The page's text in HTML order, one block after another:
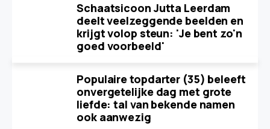
Schaatsicoon Jutta Leerdam
deelt veelzeggende beelden en
krijgt volop steun: 'Je bent zo'n
goed voorbeeld'
Populaire topdarter (35) beleeft
onvergetelijke dag met grote
liefde: tal van bekende namen
ook aanwezig